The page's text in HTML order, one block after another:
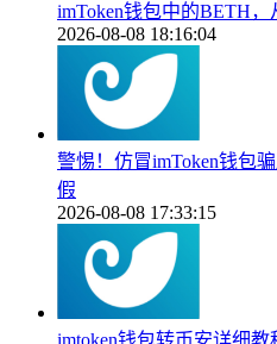
imToken钱包中的BETH
2026-08-08 18:16:04
警惕！仿冒imToken钱包
假
2026-08-08 17:33:15
imtoken钱包转币安详细